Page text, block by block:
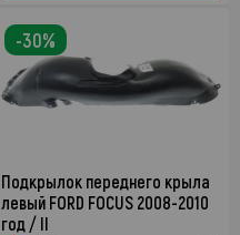
Подкрылок переднего крыла
левый FORD FOCUS 2008-2010
год / II
-30%